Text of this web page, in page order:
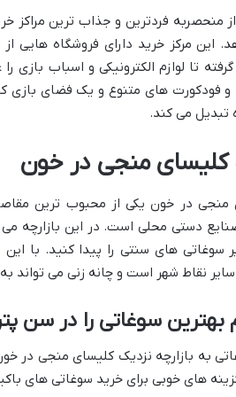
از منحصربه فردترین و جذاب ترین مراکز
این مرکز خرید دارای فروشگاه هایی
تا لوازم الکترونیکی و اسباب
و فودکورت های متنوع و یک فضای بازی
تبدیل می کند.
کلیسای منجی در خون
منجی در خون یکی از محبوب ترین
دستی محلی است. در این بازارچه می
های سنتی را پیدا کنید. با
از سایر نقاط شهر است و چانه زنی می
بهترین سوغاتی را در سن
به بازارچه نزدیک کلیسای منجی در
گزینه های خوبی برای خرید سوغاتی های